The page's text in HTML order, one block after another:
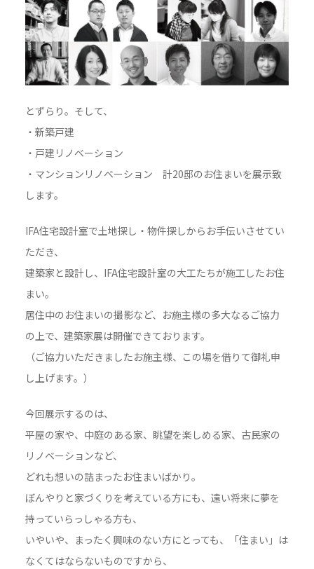
とずらり。そして、
・新築戸建
・戸建リノベーション
・マンションリノベーション 計20邸のお住まいを展示致
します。
IFA住宅設計室で土地探し・物件探しからお手伝いさせてい
ただき、
建築家と設計し、IFA住宅設計室の大工たちが施工したお住
まい。
居住中のお住まいの撮影など、お施主様の多大なるご協力
の上で、建築家展は開催できております。
（ご協力いただきましたお施主様、この場を借りて御礼申
し上げます。）
今回展示するのは、
平屋の家や、中庭のある家、眺望を楽しめる家、古民家の
リノベーションなど、
どれも想いの詰まったお住まいばかり。
ぼんやりと家づくりを考えている方にも、遠い将来に夢を
持っていらっしゃる方も、
いやいや、まったく興味のない方にとっても、「住まい」は
なくてはならないものですから、